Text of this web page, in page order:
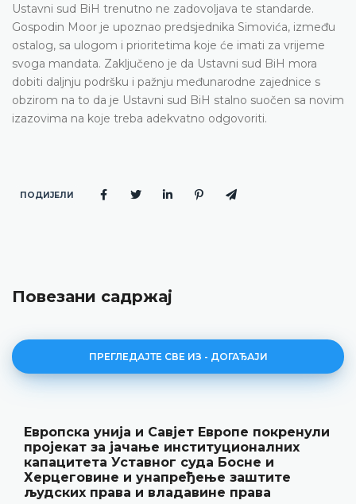
Ustavni sud BiH trenutno ne zadovoljava te standarde.
Gospodin Moor je upoznao predsjednika Simovića, između
ostalog, sa ulogom i prioritetima koje će imati za vrijeme
svoga mandata. Zaključeno je da Ustavni sud BiH mora
dobiti daljnju podršku i pažnju međunarodne zajednice s
obzirom na to da je Ustavni sud BiH stalno suočen sa novim
izazovima na koje treba adekvatno odgovoriti.
ПОДИЈЕЛИ
Повезани садржај
ПРЕГЛЕДАЈТЕ СВЕ ИЗ - ДОГАЂАЈИ
Европска унија и Савјет Европе покренули
пројекат за јачање институционалних
капацитета Уставног суда Босне и
Херцеговине и унапређење заштите
људских права и владавине права